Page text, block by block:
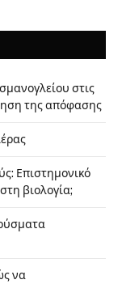
στις
της απόφασης
Επιστημονικό
βιολογία;
να